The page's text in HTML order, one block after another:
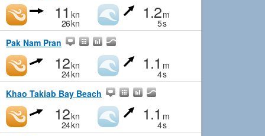
11 kn
26kn
1.2m
5s
Pak Nam Pran
12kn
24kn
1.1 m
4s
Khao Takiab Bay Beach
12kn
24kn
1.1 m
4s